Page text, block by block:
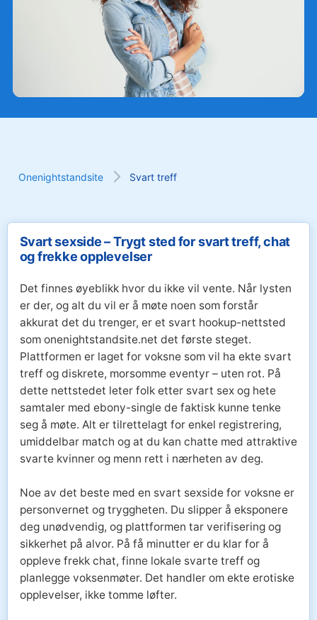
Onenightstandsite Svart treff
Svart sexside – Trygt sted for svart treff, chat
og frekke opplevelser
Det finnes øyeblikk hvor du ikke vil vente. Når lysten
er der, og alt du vil er å møte noen som forstår
akkurat det du trenger, er et svart hookup-nettsted
som onenightstandsite.net det første steget.
Plattformen er laget for voksne som vil ha ekte svart
treff og diskrete, morsomme eventyr – uten rot. På
dette nettstedet leter folk etter svart sex og hete
samtaler med ebony-single de faktisk kunne tenke
seg å møte. Alt er tilrettelagt for enkel registrering,
umiddelbar match og at du kan chatte med attraktive
svarte kvinner og menn rett i nærheten av deg.
Noe av det beste med en svart sexside for voksne er
personvernet og tryggheten. Du slipper å eksponere
deg unødvendig, og plattformen tar verifisering og
sikkerhet på alvor. På få minutter er du klar for å
oppleve frekk chat, finne lokale svarte treff og
planlegge voksenmøter. Det handler om ekte erotiske
opplevelser, ikke tomme løfter.